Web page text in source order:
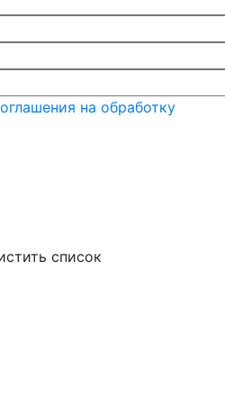
на обработку
список